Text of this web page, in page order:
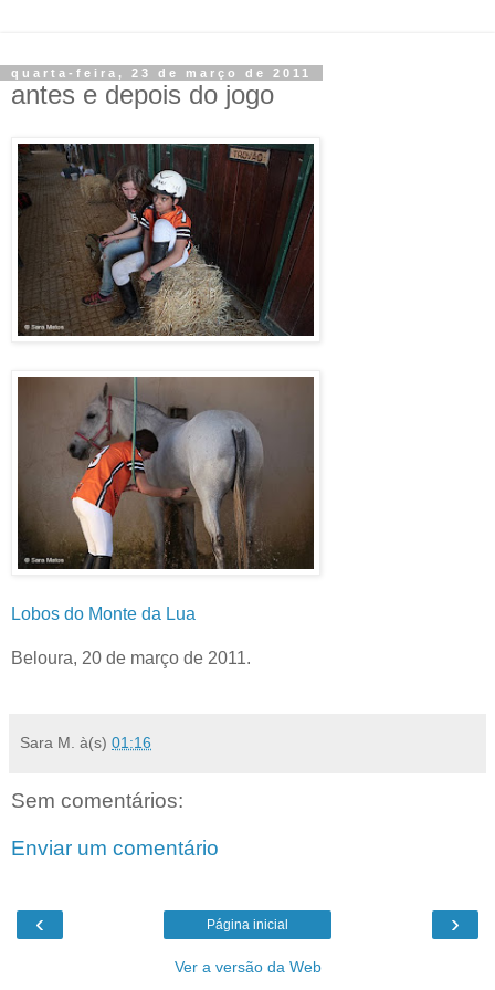
quarta-feira, 23 de março de 2011
antes e depois do jogo
Lobos do Monte da Lua
Beloura, 20 de março de 2011.
Sara M. à(s) 01:16
Sem comentários:
Enviar um comentário
‹ ›
Página inicial
Ver a versão da Web